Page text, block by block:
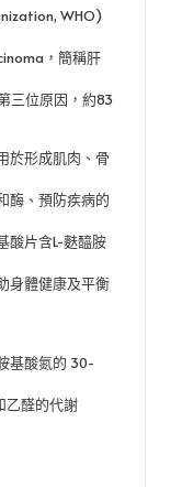
WHO)
，簡稱肝
三位原因，約83
於形成肌肉、骨
酶、預防疾病的
酸片含L-麩醯胺
身體健康及平衡
基酸氮的 30-
乙醛的代謝